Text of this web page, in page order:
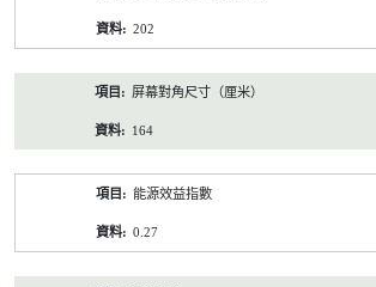
202
屏幕對角尺寸（厘米）
164
能源效益指數
0.27